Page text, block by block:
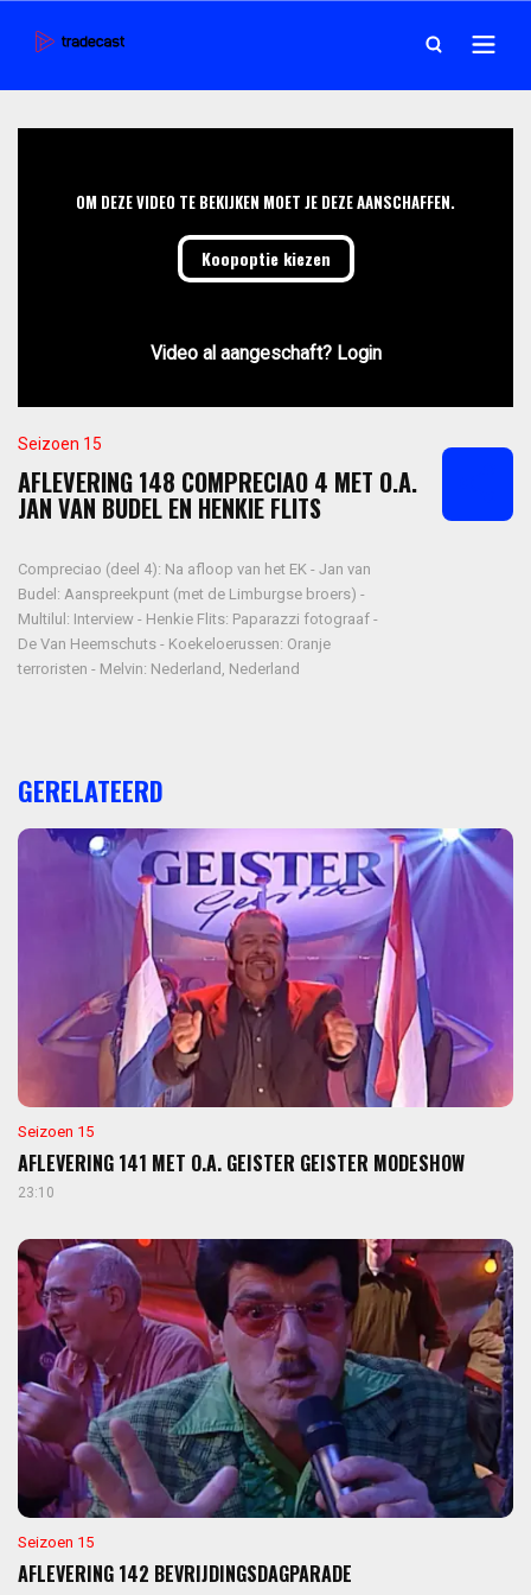
OM DEZE VIDEO TE BEKIJKEN MOET JE DEZE AANSCHAFFEN.
Koopoptie kiezen
Video al aangeschaft? Login
Seizoen 15
AFLEVERING 148 COMPRECIAO 4 MET O.A.
JAN VAN BUDEL EN HENKIE FLITS
Compreciao (deel 4): Na afloop van het EK - Jan van
Budel: Aanspreekpunt (met de Limburgse broers) -
Multilul: Interview - Henkie Flits: Paparazzi fotograaf -
De Van Heemschuts - Koekeloerussen: Oranje
terroristen - Melvin: Nederland, Nederland
GERELATEERD
Seizoen 15
AFLEVERING 141 MET O.A. GEISTER GEISTER MODESHOW
23:10
Seizoen 15
AFLEVERING 142 BEVRIJDINGSDAGPARADE